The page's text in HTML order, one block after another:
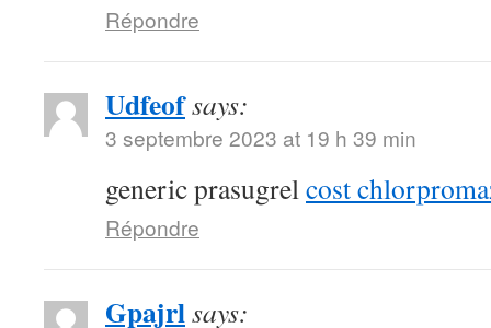
Répondre
Udfeofsays:
3 septembre 2023 at 19 h 39 min
generic prasugrelcost
Répondre
Gpajrlsays: